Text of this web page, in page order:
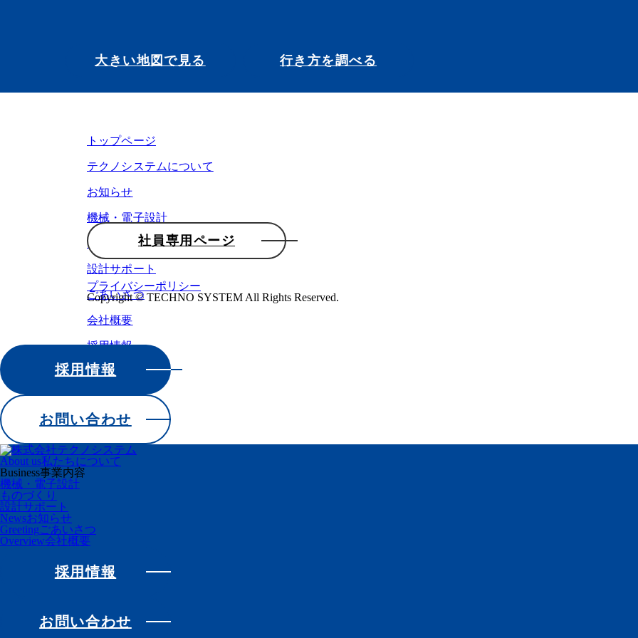
大きい地図で見る 行き方を調べる
トップページ
テクノシステムについて
お知らせ
機械・電子設計
ものづくり
設計サポート
ごあいさつ
会社概要
採用情報
社員専用ページ
プライバシーポリシー
Copyright © TECHNO SYSTEM All Rights Reserved.
採用情報
お問い合わせ
About us私たちについて
Business事業内容
機械・電子設計
ものづくり
設計サポート
Newsお知らせ
Greetingごあいさつ
Overview会社概要
採用情報
お問い合わせ